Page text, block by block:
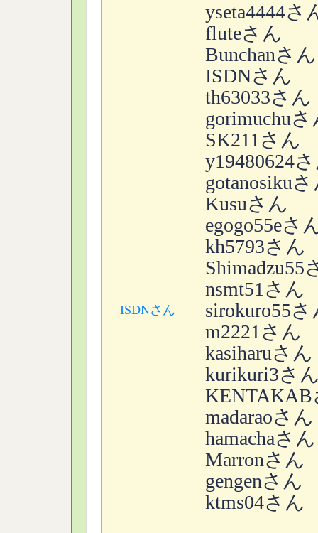
ISDNさん
yseta4444さ
fluteさん
Bunchanさん
ISDNさん
th63033さん
gorimuchuさ
SK211さん
y19480624
gotanosiku
Kusuさん
egogo55eさ
kh5793さん
Shimadzu55
nsmt51さん
sirokuro55さ
m2221さん
kasiharuさん
kurikuri3さ
KENTAKAB
madaraoさん
hamachaさん
Marronさん
gengenさん
ktms04さん